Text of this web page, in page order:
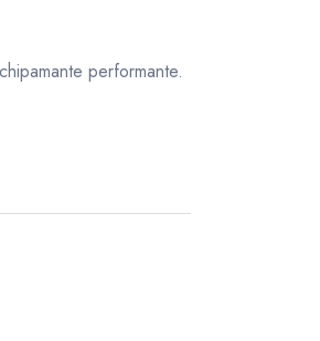
performante.